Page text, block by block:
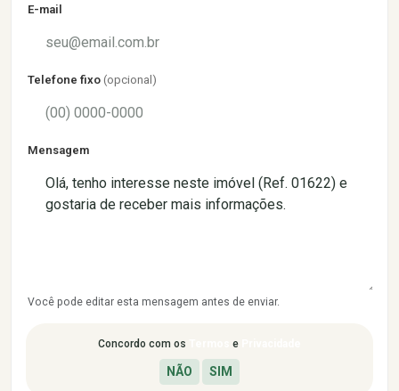
E-mail
Telefone fixo (opcional)
Mensagem
Você pode editar esta mensagem antes de enviar.
Concordo com os e